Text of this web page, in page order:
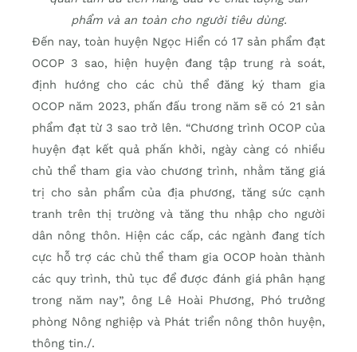
phẩm và an toàn cho người tiêu dùng.
Ðến nay, toàn huyện Ngọc Hiển có 17 sản phẩm đạt
OCOP 3 sao, hiện huyện đang tập trung rà soát,
định hướng cho các chủ thể đăng ký tham gia
OCOP năm 2023, phấn đấu trong năm sẽ có 21 sản
phẩm đạt từ 3 sao trở lên. “Chương trình OCOP của
huyện đạt kết quả phấn khởi, ngày càng có nhiều
chủ thể tham gia vào chương trình, nhằm tăng giá
trị cho sản phẩm của địa phương, tăng sức cạnh
tranh trên thị trường và tăng thu nhập cho người
dân nông thôn. Hiện các cấp, các ngành đang tích
cực hỗ trợ các chủ thể tham gia OCOP hoàn thành
các quy trình, thủ tục để được đánh giá phân hạng
trong năm nay”, ông Lê Hoài Phương, Phó trưởng
phòng Nông nghiệp và Phát triển nông thôn huyện,
thông tin./.